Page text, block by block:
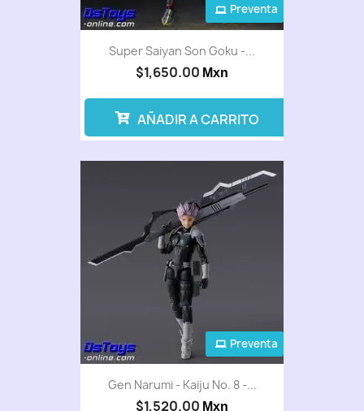
Super Saiyan Son Goku -...
$1,650.00 Mxn
Preventa
AÑADIR A CARRITO
Gen Narumi - Kaiju No. 8 -...
$1,520.00 Mxn
Preventa